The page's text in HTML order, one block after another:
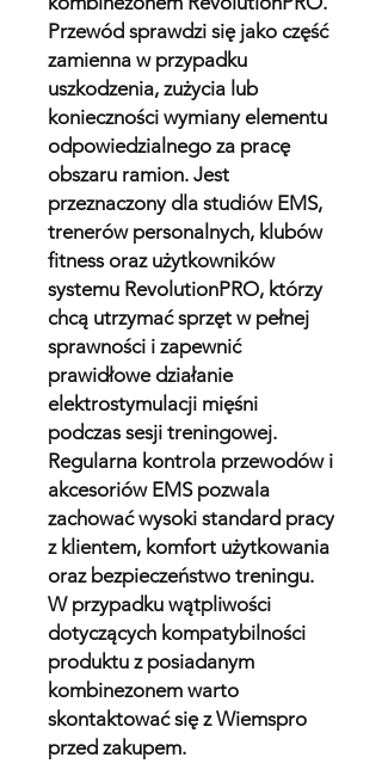
Przewód sprawdzi się jako część
zamienna w przypadku
uszkodzenia, zużycia lub
konieczności wymiany elementu
odpowiedzialnego za pracę
obszaru ramion. Jest
przeznaczony dla studiów EMS,
trenerów personalnych, klubów
fitness oraz użytkowników
systemu RevolutionPRO, którzy
chcą utrzymać sprzęt w pełnej
sprawności i zapewnić
prawidłowe działanie
elektrostymulacji mięśni
podczas sesji treningowej.
Regularna kontrola przewodów i
akcesoriów EMS pozwala
zachować wysoki standard pracy
z klientem, komfort użytkowania
oraz bezpieczeństwo treningu.
W przypadku wątpliwości
dotyczących kompatybilności
produktu z posiadanym
kombinezonem warto
skontaktować się z Wiemspro
przed zakupem.